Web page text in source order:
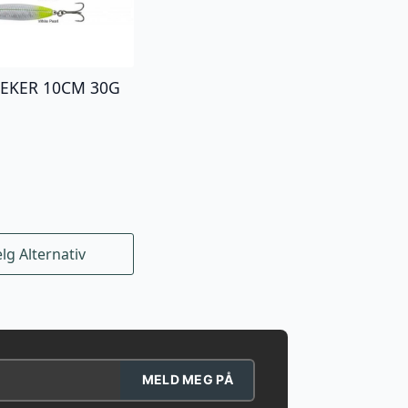
10CM 30G
Alternativ
MELD MEG PÅ